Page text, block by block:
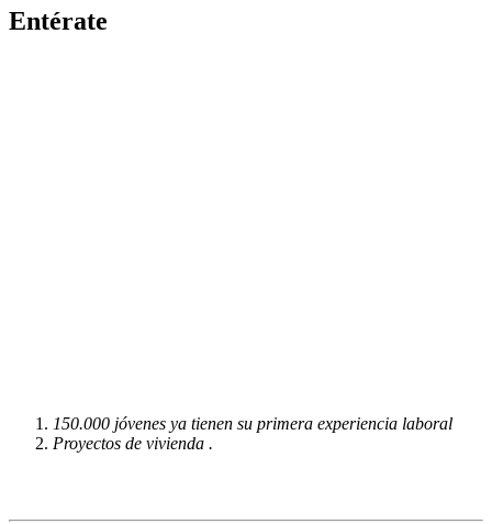
Entérate
150.000 jóvenes ya tienen su primera experiencia laboral
Proyectos de vivienda .